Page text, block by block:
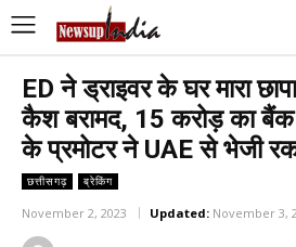
ED ने ड्राइवर के घर मारा
कैश बरामद, 15 करोड़ का
के प्रमोटर ने UAE से भेजी
छत्तीसगढ़ ब्रेकिंग
November 2, 2023 Updated: November 3,